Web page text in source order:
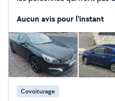
Aucun avis pour l'instant
Covoiturage